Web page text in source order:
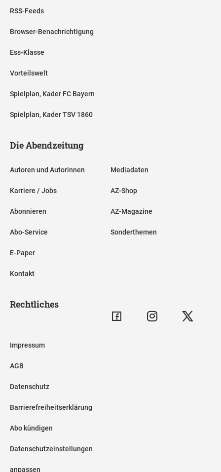
RSS-Feeds
Browser-Benachrichtigung
Ess-Klasse
Vorteilswelt
Spielplan, Kader FC Bayern
Spielplan, Kader TSV 1860
Die Abendzeitung
Autoren und Autorinnen
Karriere / Jobs
Abonnieren
Abo-Service
E-Paper
Kontakt
Mediadaten
AZ-Shop
AZ-Magazine
Sonderthemen
Rechtliches
Impressum
AGB
Datenschutz
Barrierefreiheitserklärung
Abo kündigen
Datenschutzeinstellungen
anpassen